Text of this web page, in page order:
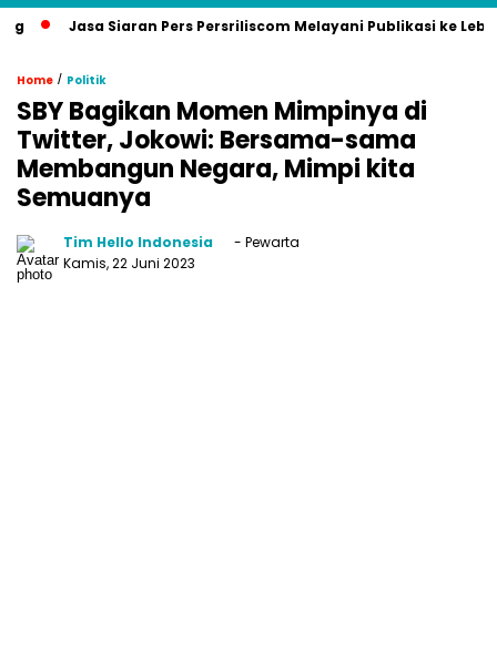
Jasa Siaran Pers Persriliscom Melayani Publikasi ke Lebih
Home / Politik
SBY Bagikan Momen Mimpinya di
Twitter, Jokowi: Bersama-sama
Membangun Negara, Mimpi kita
Semuanya
Tim Hello Indonesia
- Pewarta
Kamis, 22 Juni 2023